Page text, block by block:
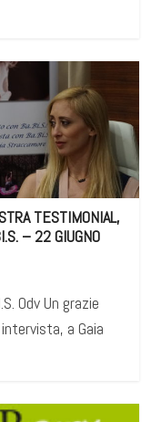
TESTIMONIAL,
– 22 GIUGNO
Odv Un grazie
a Gaia